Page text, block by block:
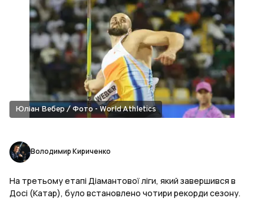
Юліан Вебер / Фото - World Athletics
Володимир Кириченко
На третьому етапі Діамантової ліги, який завершився в
Досі (Катар), було встановлено чотири рекорди сезону.